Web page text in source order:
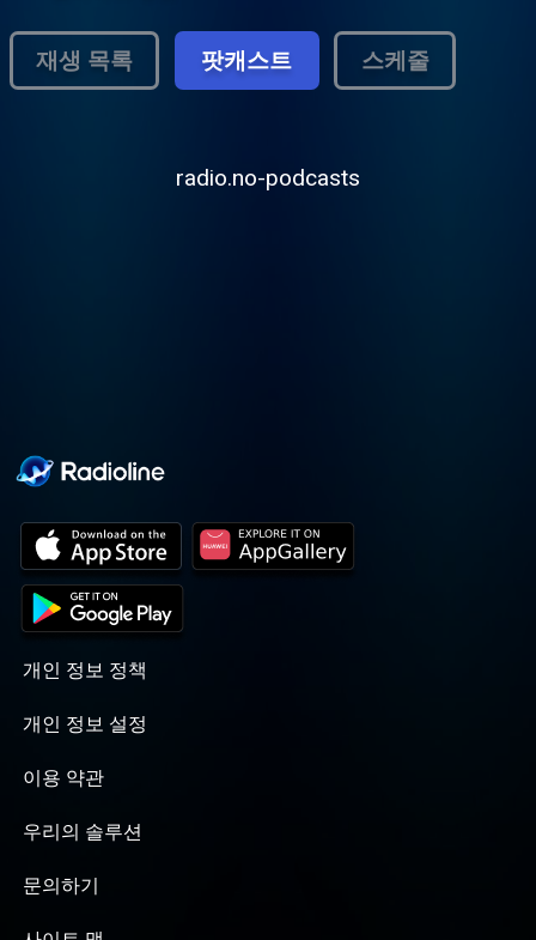
재생 목록 팟캐스트 스케줄
radio.no-podcasts
개인 정보 정책
개인 정보 설정
이용 약관
우리의 솔루션
문의하기